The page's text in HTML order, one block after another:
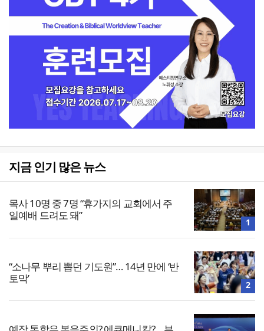
지금 인기 많은 뉴스
목사 10명 중 7명 “휴가지의 교회에서 주
일예배 드려도 돼”
1
“소나무 뿌리 뽑던 기도원”… 14년 만에 ‘반
토막’
2